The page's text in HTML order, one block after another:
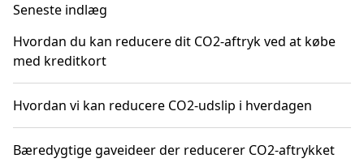
Seneste indlæg
Hvordan du kan reducere dit CO2-aftryk ved at købe
med kreditkort
Hvordan vi kan reducere CO2-udslip i hverdagen
Bæredygtige gaveideer der reducerer CO2-aftrykket